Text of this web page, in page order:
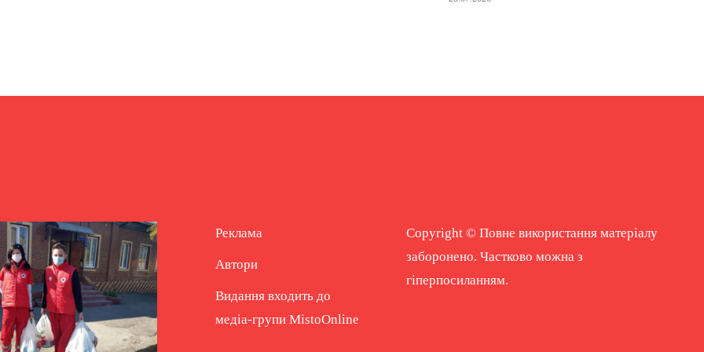
Реклама
Автори
Видання входить до
медіа-групи MistoOnline
Copyright © Повне використання матеріалу
заборонено. Частково можна з
гіперпосиланням.